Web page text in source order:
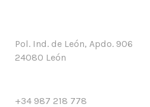
Pol. Ind. de León, Apdo. 906
24080 León
+34 987 218 778